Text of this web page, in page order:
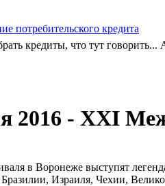
потребительского кредита
кредиты, что тут говорить...
2016 - ХХI
в Воронеже выступят
Израиля, Чехии,